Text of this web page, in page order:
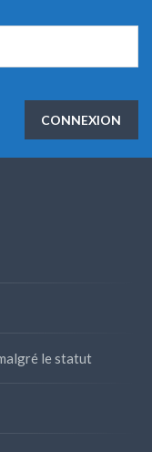
CONNEXION
le statut